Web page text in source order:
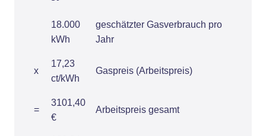
18.000
kWh
geschätzter Gasverbrauch pro
Jahr
x
17,23
ct/kWh
Gaspreis (Arbeitspreis)
=
3101,40
€
Arbeitspreis gesamt